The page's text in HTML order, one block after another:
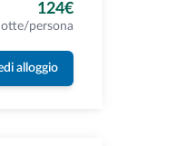
124€
persona
alloggio